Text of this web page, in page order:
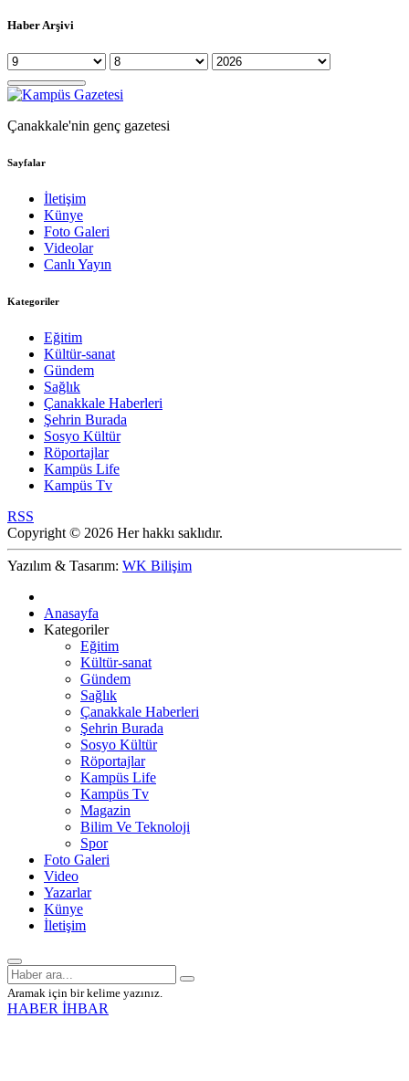
Haber Arşivi
Çanakkale'nin genç gazetesi
Sayfalar
İletişim
Künye
Foto Galeri
Videolar
Canlı Yayın
Kategoriler
Eğitim
Kültür-sanat
Gündem
Sağlık
Çanakkale Haberleri
Şehrin Burada
Sosyo Kültür
Röportajlar
Kampüs Life
Kampüs Tv
RSS
Copyright © 2026 Her hakkı saklıdır.
Yazılım & Tasarım: WK Bilişim
Anasayfa
Kategoriler
Eğitim
Kültür-sanat
Gündem
Sağlık
Çanakkale Haberleri
Şehrin Burada
Sosyo Kültür
Röportajlar
Kampüs Life
Kampüs Tv
Magazin
Bilim Ve Teknoloji
Spor
Foto Galeri
Video
Yazarlar
Künye
İletişim
Aramak için bir kelime yazınız.
HABER İHBAR